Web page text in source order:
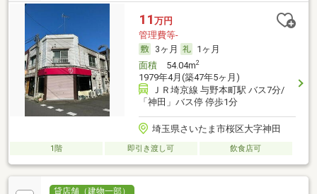
11 万円
管理費等-
3ヶ月
1ヶ月
面積54.04m2
1979年4月(築47年5ヶ月)
ＪＲ埼京線 与野本町駅 バス7分/
「神田」バス停 停歩1分
埼玉県さいたま市桜区大字神田
1階 即引き渡し可 飲食店可
貸店舗（建物一部）